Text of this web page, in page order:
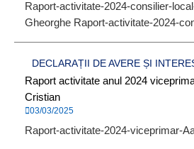
Raport-activitate-2024-consilier-
Gheorghe Raport-activitate-2024-
DECLARAȚII DE AVERE ȘI
Raport activitate anul 2024
Cristian
03/03/2025
Raport-activitate-2024-viceprimar-